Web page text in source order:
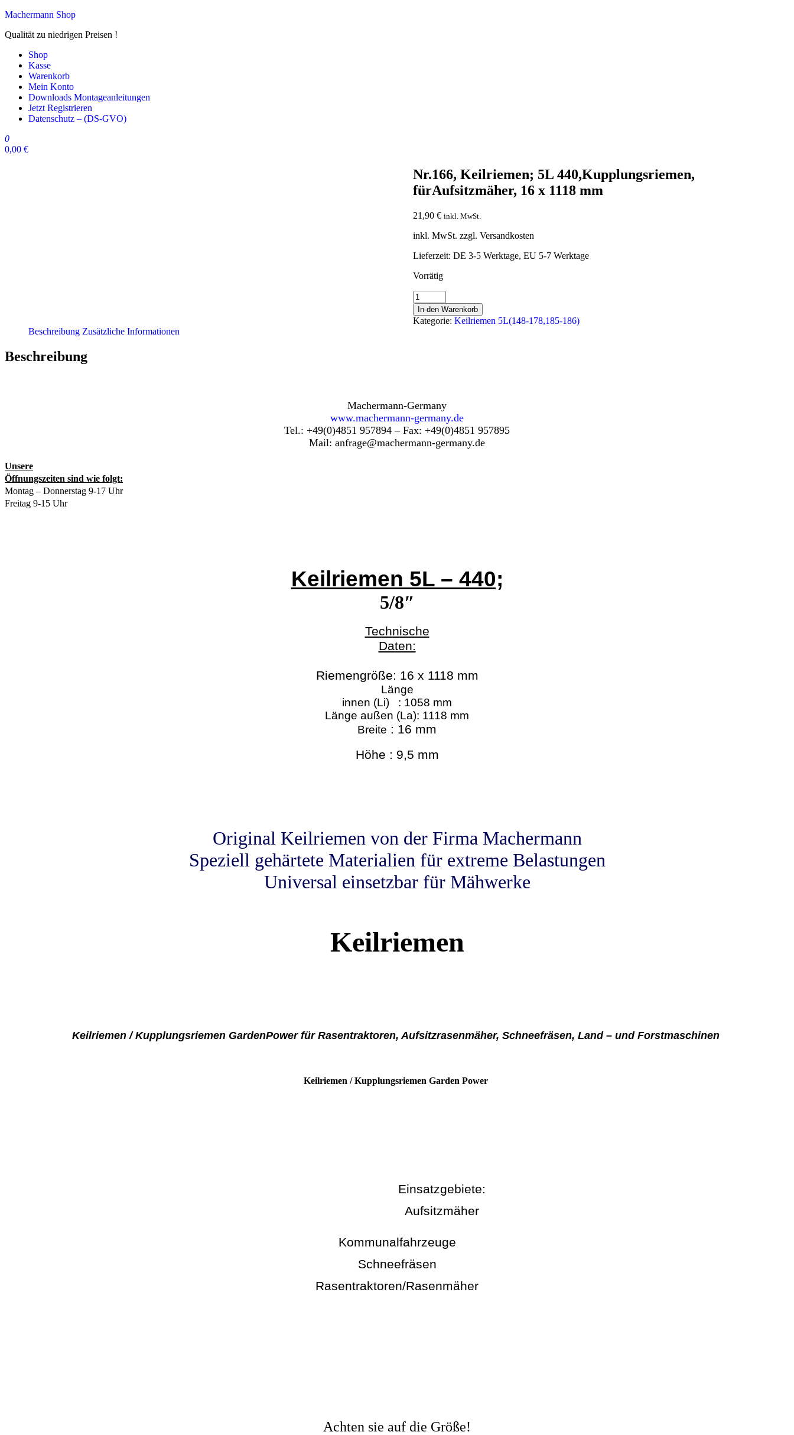
Zum
springen
Machermann Shop
Qualität zu niedrigen Preisen !
Shop
Kasse
Warenkorb
Mein Konto
Downloads Montageanleitungen
Jetzt Registrieren
Datenschutz – (DS-GVO)
0
0,00 €
Nr.166, Keilriemen; 5L 440,Kupplungsriemen,
fürAufsitzmäher, 16 x 1118 mm
21,90 € inkl. MwSt.
inkl. MwSt. zzgl. Versandkosten
Lieferzeit: DE 3-5 Werktage, EU 5-7 Werktage
Vorrätig
Nr.166,
Keilriemen;
5L
440,Kupplungsriemen,
In den Warenkorb
Kategorie: Keilriemen 5L(148-178,185-186)
Beschreibung Zusätzliche Informationen
Beschreibung
Machermann-Germany
www.machermann-germany.de
Tel.: +49(0)4851 957894 – Fax: +49(0)4851 957895
Mail: anfrage@machermann-germany.de
Unsere
Öffnungszeiten sind wie folgt:
Montag – Donnerstag 9-17 Uhr
Freitag 9-15 Uhr
Keilriemen 5L – 440;
5/8″
Technische
Daten:
Riemengröße: 16 x 1118 mm
Länge
innen (Li) : 1058 mm
Länge außen (La): 1118 mm
Breite : 16 mm
Höhe : 9,5 mm
Original Keilriemen von der Firma Machermann
Speziell gehärtete Materialien für extreme Belastungen
Universal einsetzbar für Mähwerke
Keilriemen
Keilriemen / Kupplungsriemen GardenPower für Rasentraktoren, Aufsitzrasenmäher, Schneefräsen, Land – und Forstmaschinen
Keilriemen / Kupplungsriemen Garden Power
Einsatzgebiete:
Aufsitzmäher
Kommunalfahrzeuge
Schneefräsen
Rasentraktoren/Rasenmäher
Achten sie auf die Größe!